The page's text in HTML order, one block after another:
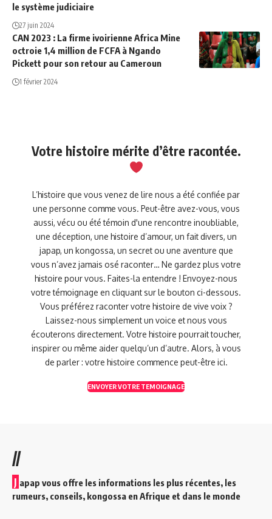
le système judiciaire
27 juin 2024
CAN 2023 : La firme ivoirienne Africa Mine
octroie 1,4 million de FCFA à Ngando
Pickett pour son retour au Cameroun
1 février 2024
Votre histoire mérite d’être racontée.
L’histoire que vous venez de lire nous a été confiée par
une personne comme vous. Peut-être avez-vous, vous
aussi, vécu ou été témoin d'une rencontre inoubliable,
une déception, une histoire d’amour, un fait divers, un
japap, un kongossa, un secret ou une aventure que
vous n’avez jamais osé raconter… Ne gardez plus votre
histoire pour vous. Faites-la entendre ! Envoyez-nous
votre témoignage en cliquant sur le bouton ci-dessous.
Vous préférez raconter votre histoire de vive voix ?
Laissez-nous simplement un voice et nous vous
écouterons directement. Votre histoire pourrait toucher,
inspirer ou même aider quelqu’un d’autre. Alors, à vous
de parler : votre histoire commence peut-être ici.
ENVOYER VOTRE TEMOIGNAGE
//
J apap vous offre les informations les plus récentes, les
rumeurs, conseils, kongossa en Afrique et dans le monde